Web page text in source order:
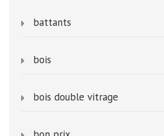
battants
bois
bois double vitrage